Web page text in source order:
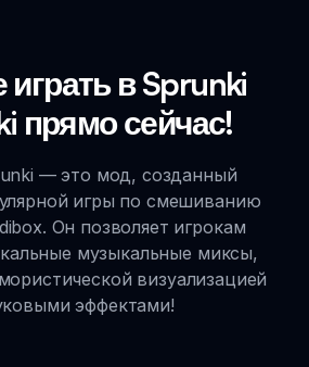
играть в Sprunki
прямо сейчас!
— это мод, созданный
игры по смешиванию
Он позволяет игрокам
музыкальные миксы,
визуализацией
эффектами!